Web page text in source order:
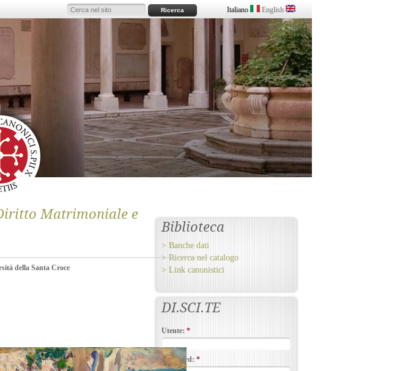
Italiano English
Matrimoniale e
della Santa Croce
Biblioteca
> Banche dati
> Ricerca nel catalogo
> Link canonistici
DI.SCI.TE
Utente: *
Password: *